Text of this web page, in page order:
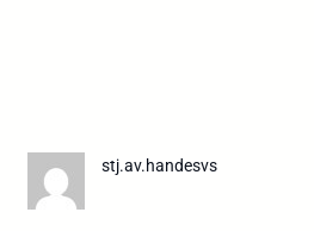
stj.av.handesvs